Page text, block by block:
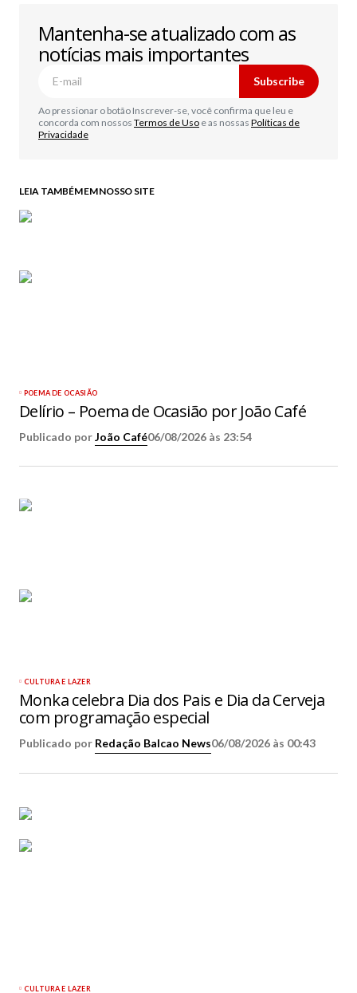
Mantenha-se atualizado com as
notícias mais importantes
Subscribe
Ao pressionar o botão Inscrever-se, você confirma que leu e
concorda com nossos Termos de Uso e as nossas Políticas de
Privacidade
LEIA TAMBÉM EM NOSSO SITE
POEMA DE OCASIÃO
Delírio – Poema de Ocasião por João Café
Publicado porJoão Café06/08/2026 às 23:54
CULTURA E LAZER
Monka celebra Dia dos Pais e Dia da Cerveja
com programação especial
Publicado por Redação Balcao News06/08/2026 às 00:43
CULTURA E LAZER